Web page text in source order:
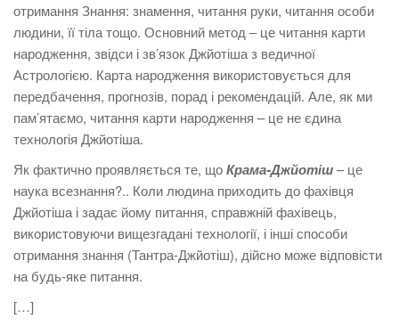
отримання Знання: знамення, читання руки, читання особи
людини, її тіла тощо. Основний метод – це читання карти
народження, звідси і зв’язок Джйотіша з ведичної
Астрологією. Карта народження використовується для
передбачення, прогнозів, порад і рекомендацій. Але, як ми
пам’ятаємо, читання карти народження – це не єдина
технологія Джйотіша.
Як фактично проявляється те, щоКрама-Джйотіш– це
наука всезнання?.. Коли людина приходить до фахівця
Джйотіша і задає йому питання, справжній фахівець,
використовуючи вищезгадані технології, і інші способи
отримання знання (Тантра-Джйотіш), дійсно може відповісти
на будь-яке питання.
[…]